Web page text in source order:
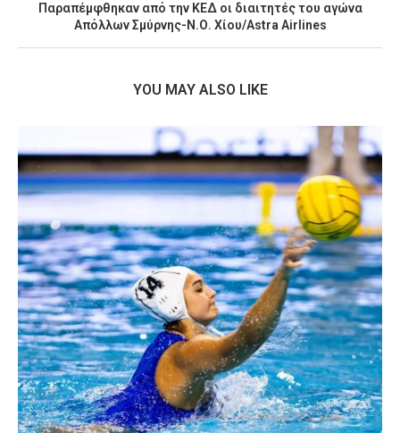
Παραπέμφθηκαν από την ΚΕΔ οι διαιτητές του αγώνα
Απόλλων Σμύρνης-Ν.Ο. Χίου/Astra Airlines
YOU MAY ALSO LIKE